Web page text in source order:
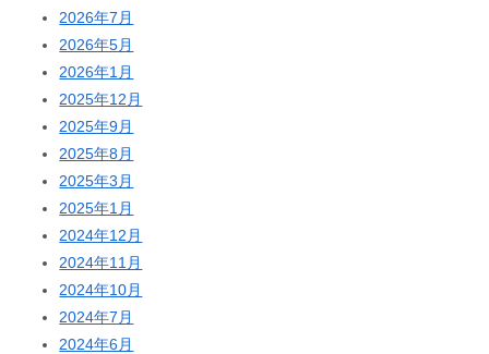
2026年7月
2026年5月
2026年1月
2025年12月
2025年9月
2025年8月
2025年3月
2025年1月
2024年12月
2024年11月
2024年10月
2024年7月
2024年6月